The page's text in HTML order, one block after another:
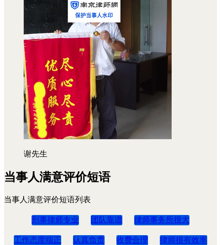
谢先生
当事人满意评价短语
当事人满意评价短语列表
刑事律师专业 团队靠谱 律师事务所很大
工作态度端正 认真负责 收费合理 律师很有效率